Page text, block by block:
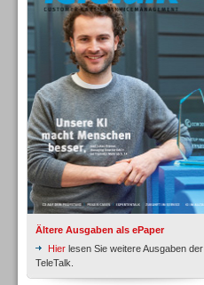
Ältere Ausgaben als ePaper
Hier lesen Sie weitere Ausgaben der
TeleTalk.
Inbound